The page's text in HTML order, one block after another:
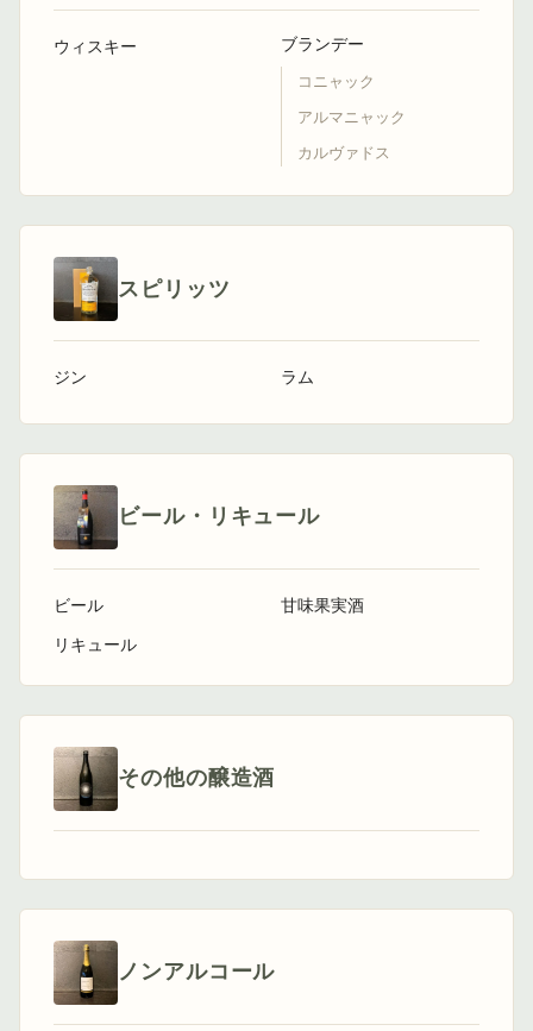
ウィスキー ブランデー
コニャック
アルマニャック
カルヴァドス
スピリッツ
ジン ラム
ビール・リキュール
ビール
リキュール
甘味果実酒
その他の醸造酒
ノンアルコール